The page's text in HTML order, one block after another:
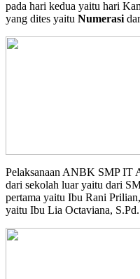
pada hari kedua yaitu hari
yang dites yaitu Numerasi
Pelaksanaan ANBK SMP IT
dari sekolah luar yaitu dari
pertama yaitu Ibu Rani
yaitu Ibu Lia Octaviana, S.Pd.